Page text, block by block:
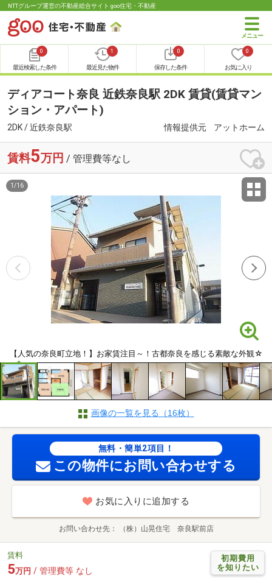
NTTグループ運営の不動産総合サイト goo住宅・不動産
0
最近検索した条件
1
最近見た物件
0
保存した条件
0
お気に入り
ディアコート奈良 近鉄奈良駅 2DK 賃貸(賃貸マン
ション・アパート)
2DK / 近鉄奈良駅 情報提供元 アットホーム
賃料5万円 / 管理費等なし
【人気の奈良町立地！】お家賃注目～！古都奈良を感じる素敵な外観☆
1 /16
画像の一覧を見る（16枚）
無料・簡単2項目！
この物件にお問い合わせする
お気に入りに追加する
お問い合わせ先 （株）山晃住宅 奈良駅前店
初期費用
を知りたい
賃料
5万円 / 管理費等 なし